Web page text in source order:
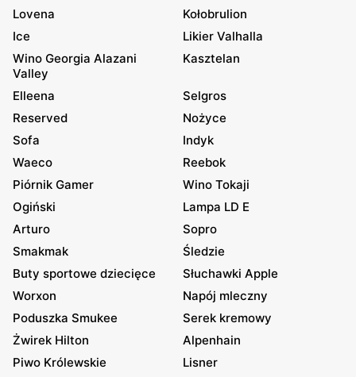
Lovena
Kołobrulion
Ice
Likier Valhalla
Wino Georgia Alazani
Valley
Kasztelan
Elleena
Selgros
Reserved
Nożyce
Sofa
Indyk
Waeco
Reebok
Piórnik Gamer
Wino Tokaji
Ogiński
Lampa LD E
Arturo
Sopro
Smakmak
Śledzie
Buty sportowe dziecięce
Słuchawki Apple
Worxon
Napój mleczny
Poduszka Smukee
Serek kremowy
Żwirek Hilton
Alpenhain
Piwo Królewskie
Lisner